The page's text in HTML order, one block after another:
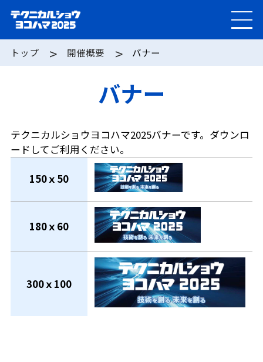
トップ 開催概要 バナー
バナー
テクニカルショウヨコハマ2025バナーです。ダウンロ
ードしてご利用ください。
150ｘ50
180ｘ60
300ｘ100